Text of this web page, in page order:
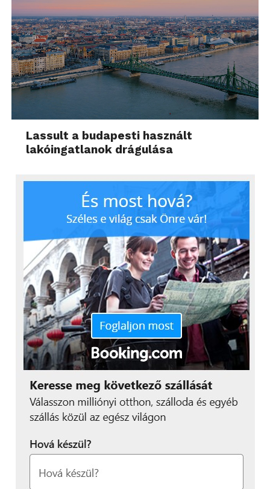
Lassult a budapesti használt
lakóingatlanok drágulása